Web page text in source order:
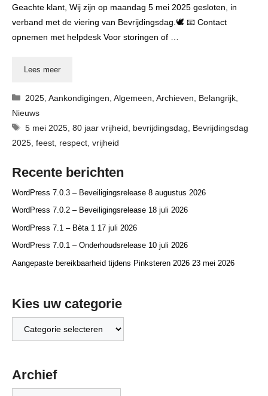
Geachte klant, Wij zijn op maandag 5 mei 2025 gesloten, in
verband met de viering van Bevrijdingsdag.🕊 📧 Contact
opnemen met helpdesk Voor storingen of …
Lees meer
Categorieën
2025 ,Aankondigingen ,Algemeen ,Archieven Belangrijk
Nieuws
Tags
5 mei 2025 ,80 jaar vrijheid bevrijdingsdag
Bevrijdingsdag
2025 feest respect vrijheid
Recente berichten
WordPress 7.0.3 – Beveiligingsrelease 8 augustus 2026
WordPress 7.0.2 – Beveiligingsrelease 18 juli 2026
WordPress 7.1 – Bèta 1 17 juli 2026
WordPress 7.0.1 – Onderhoudsrelease 10 juli 2026
Aangepaste bereikbaarheid tijdens Pinksteren 2026 23 mei 2026
Kies uw categorie
Archief